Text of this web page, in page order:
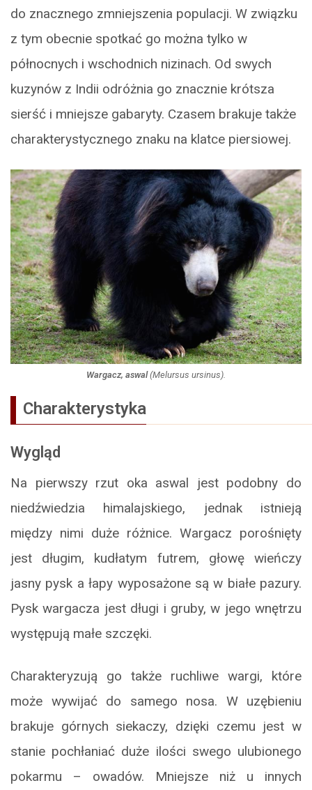
do znacznego zmniejszenia populacji. W związku
z tym obecnie spotkać go można tylko w
północnych i wschodnich nizinach. Od swych
kuzynów z Indii odróżnia go znacznie krótsza
sierść i mniejsze gabaryty. Czasem brakuje także
charakterystycznego znaku na klatce piersiowej.
Wargacz, aswal(Melursus ursinus).
Charakterystyka
Wygląd
Na pierwszy rzut oka aswal jest podobny do
niedźwiedzia himalajskiego, jednak istnieją
między nimi duże różnice. Wargacz porośnięty
jest długim, kudłatym futrem, głowę wieńczy
jasny pysk a łapy wyposażone są w białe pazury.
Pysk wargacza jest długi i gruby, w jego wnętrzu
występują małe szczęki.
Charakteryzują go także ruchliwe wargi, które
może wywijać do samego nosa. W uzębieniu
brakuje górnych siekaczy, dzięki czemu jest w
stanie pochłaniać duże ilości swego ulubionego
pokarmu – owadów. Mniejsze niż u innych